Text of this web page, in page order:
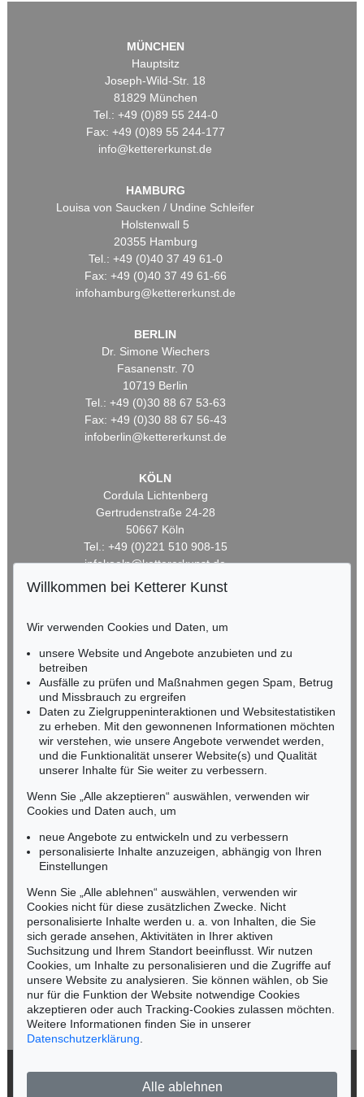
MÜNCHEN
Hauptsitz
Joseph-Wild-Str. 18
81829 München
Tel.: +49 (0)89 55 244-0
Fax: +49 (0)89 55 244-177
info@kettererkunst.de
HAMBURG
Louisa von Saucken / Undine Schleifer
Holstenwall 5
20355 Hamburg
Tel.: +49 (0)40 37 49 61-0
Fax: +49 (0)40 37 49 61-66
infohamburg@kettererkunst.de
BERLIN
Dr. Simone Wiechers
Fasanenstr. 70
10719 Berlin
Tel.: +49 (0)30 88 67 53-63
Fax: +49 (0)30 88 67 56-43
infoberlin@kettererkunst.de
KÖLN
Cordula Lichtenberg
Gertrudenstraße 24-28
50667 Köln
Tel.: +49 (0)221 510 908-15
infokoeln@kettererkunst.de
HESSEN
Miriam Heß
Tel.: +49 (0)62 21 58 80-038
Fax: +49 (0)62 21 58 80-595
infoheidelberg@kettererkunst.de
NORDDEUTSCHLAND
Nico Kassel, M.A.
Mobil: +49 (0)171 8618661
n.kassel@kettererkunst.de
Keine Auktion mehr verpassen!
Wir informieren Sie rechtzeitig.
Jetzt zum Newsletter anmelden >
Willkommen bei Ketterer Kunst
Wir verwenden Cookies und Daten, um
unsere Website und Angebote anzubieten und zu
betreiben
Ausfälle zu prüfen und Maßnahmen gegen Spam, Betrug
und Missbrauch zu ergreifen
Daten zu Zielgruppeninteraktionen und Websitestatistiken
zu erheben. Mit den gewonnenen Informationen möchten
wir verstehen, wie unsere Angebote verwendet werden,
und die Funktionalität unserer Website(s) und Qualität
unserer Inhalte für Sie weiter zu verbessern.
Wenn Sie „Alle akzeptieren“ auswählen, verwenden wir
Cookies und Daten auch, um
neue Angebote zu entwickeln und zu verbessern
personalisierte Inhalte anzuzeigen, abhängig von Ihren
Einstellungen
Wenn Sie „Alle ablehnen“ auswählen, verwenden wir
Cookies nicht für diese zusätzlichen Zwecke. Nicht
personalisierte Inhalte werden u. a. von Inhalten, die Sie
sich gerade ansehen, Aktivitäten in Ihrer aktiven
Suchsitzung und Ihrem Standort beeinflusst. Wir nutzen
Cookies, um Inhalte zu personalisieren und die Zugriffe auf
unsere Website zu analysieren. Sie können wählen, ob Sie
nur für die Funktion der Website notwendige Cookies
akzeptieren oder auch Tracking-Cookies zulassen möchten.
Weitere Informationen finden Sie in unserer
Datenschutzerklärung
Alle ablehnen